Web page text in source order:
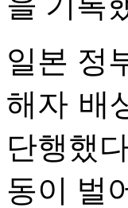
일본 정
해자 배
단행했
동이 벌